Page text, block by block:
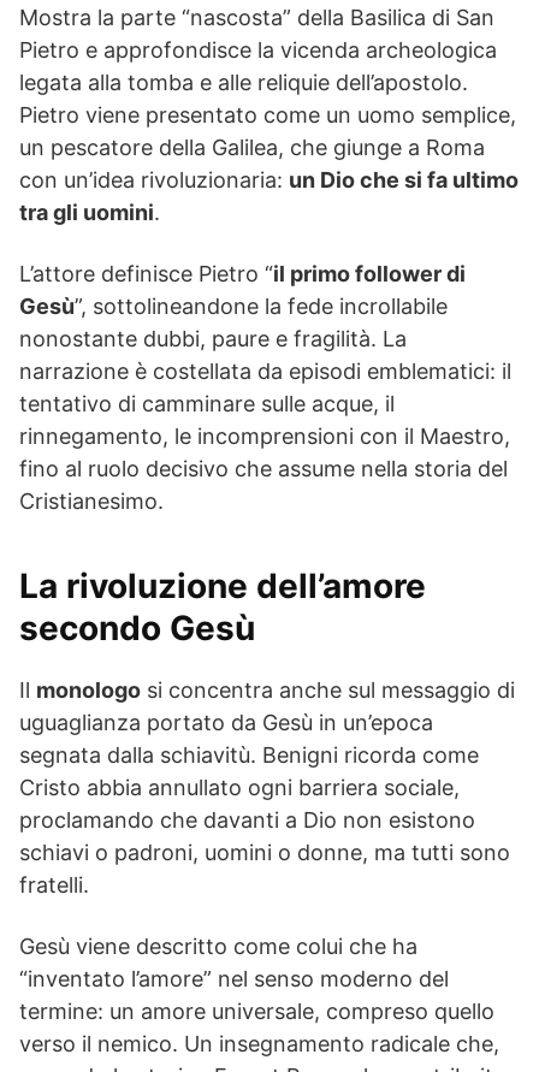
Mostra la parte “nascosta” della Basilica di San
Pietro e approfondisce la vicenda archeologica
legata alla tomba e alle reliquie dell’apostolo.
Pietro viene presentato come un uomo semplice,
un pescatore della Galilea, che giunge a Roma
con un’idea rivoluzionaria: un Dio che si fa ultimo
tra gli uomini.
L’attore definisce Pietro “il primo follower di
Gesù”, sottolineandone la fede incrollabile
nonostante dubbi, paure e fragilità. La
narrazione è costellata da episodi emblematici: il
tentativo di camminare sulle acque, il
rinnegamento, le incomprensioni con il Maestro,
fino al ruolo decisivo che assume nella storia del
Cristianesimo.
La rivoluzione dell’amore
secondo Gesù
Il monologo si concentra anche sul messaggio di
uguaglianza portato da Gesù in un’epoca
segnata dalla schiavitù. Benigni ricorda come
Cristo abbia annullato ogni barriera sociale,
proclamando che davanti a Dio non esistono
schiavi o padroni, uomini o donne, ma tutti sono
fratelli.
Gesù viene descritto come colui che ha
“inventato l’amore” nel senso moderno del
termine: un amore universale, compreso quello
verso il nemico. Un insegnamento radicale che,